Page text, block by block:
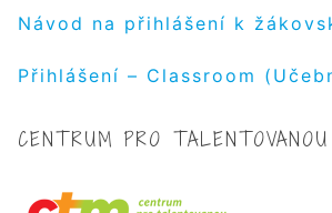
Návod na přihlášení k
Přihlášení – Classroom
CENTRUM PRO